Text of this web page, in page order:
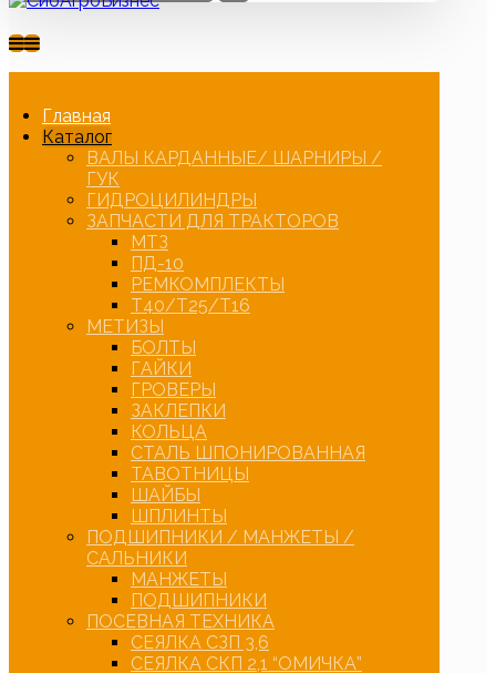
Главная
Каталог
ВАЛЫ КАРДАННЫЕ/ ШАРНИРЫ /
ГУК
ГИДРОЦИЛИНДРЫ
ЗАПЧАСТИ ДЛЯ ТРАКТОРОВ
МТЗ
ПД-10
РЕМКОМПЛЕКТЫ
Т40/Т25/Т16
МЕТИЗЫ
БОЛТЫ
ГАЙКИ
ГРОВЕРЫ
ЗАКЛЕПКИ
КОЛЬЦА
СТАЛЬ ШПОНИРОВАННАЯ
ТАВОТНИЦЫ
ШАЙБЫ
ШПЛИНТЫ
ПОДШИПНИКИ / МАНЖЕТЫ /
САЛЬНИКИ
МАНЖЕТЫ
ПОДШИПНИКИ
ПОСЕВНАЯ ТЕХНИКА
СЕЯЛКА СЗП 3,6
СЕЯЛКА СКП 2,1 “ОМИЧКА”